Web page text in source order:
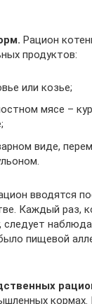
Рацион
продуктов:
или козье;
мясе –
виде,
вводятся
Каждый раз,
пищевой